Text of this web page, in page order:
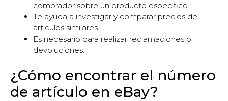
comprador sobre un producto específico.
Te ayuda a investigar y comparar precios de
artículos similares.
Es necesario para realizar reclamaciones o
devoluciones.
¿Cómo encontrar el número
de artículo en eBay?